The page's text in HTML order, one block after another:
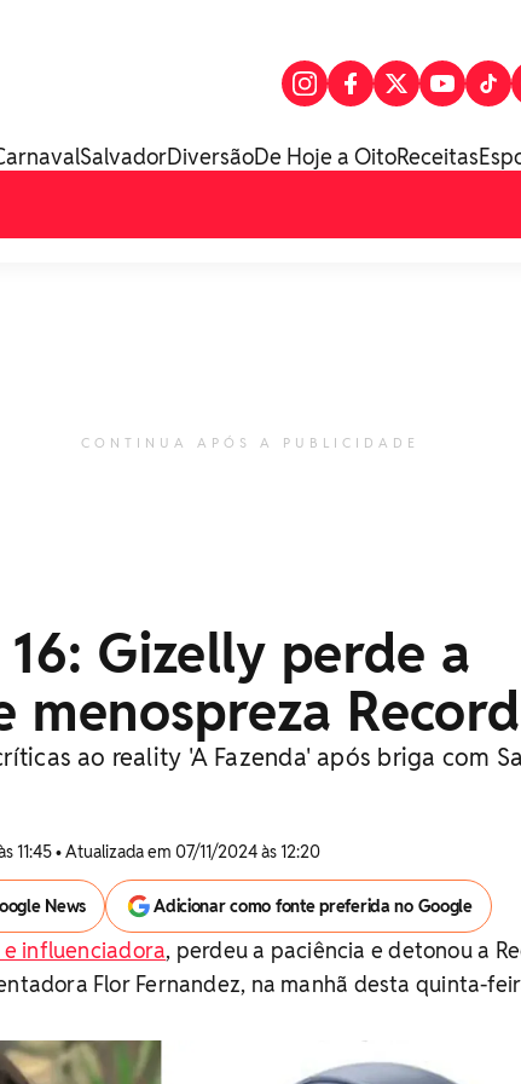
SalvadorDiversãoDe Hoje a OitoReceitas
CONTINUA APÓS A PUBLICIDADE
Gizelly perde a
menospreza Record
ao reality 'A Fazenda' após briga com
11:45 • Atualizada em 07/11/2024 às 12:20
News Adicionar como fonte preferida no Google
influenciadora, perdeu a paciência e detonou a
Flor Fernandez, na manhã desta quinta-